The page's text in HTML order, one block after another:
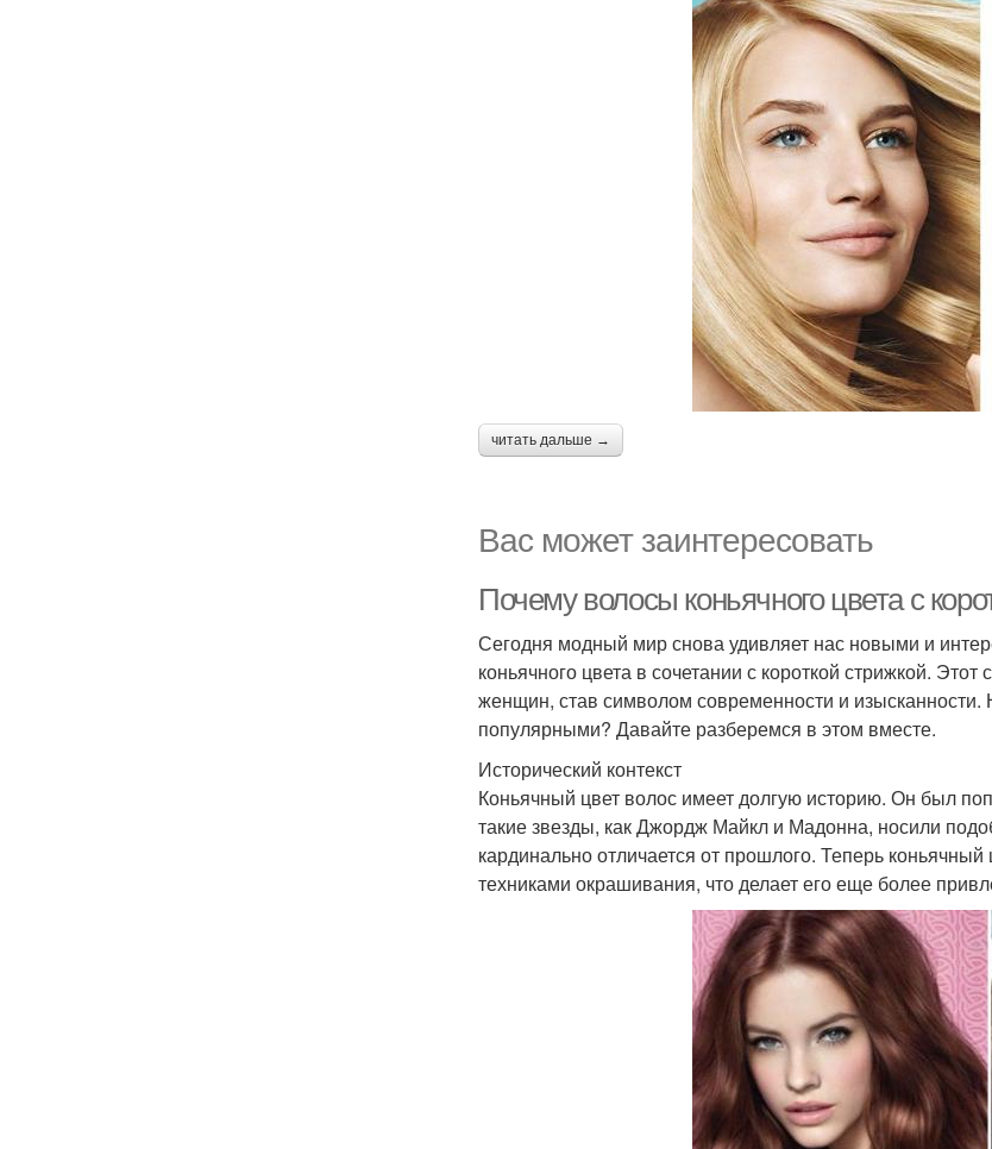
читать дальше →
Вас может заинтересовать
Почему волосы коньячного цвета с
Сегодня модный мир снова удивляет нас новыми и
коньячного цвета в сочетании с короткой стрижкой.
женщин, став символом современности и изысканности.
популярными? Давайте разберемся в этом вместе.
Исторический контекст
Коньячный цвет волос имеет долгую историю. Он был
такие звезды, как Джордж Майкл и Мадонна, носили
кардинально отличается от прошлого. Теперь
техниками окрашивания, что делает его еще более